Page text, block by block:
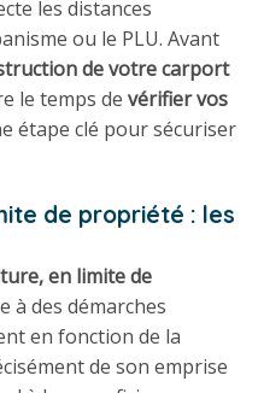
les distances
ou le PLU. Avant
de votre carport
le temps de vérifier vos
étape clé pour sécuriser
de propriété : les
en limite de
à des démarches
en fonction de la
de son emprise